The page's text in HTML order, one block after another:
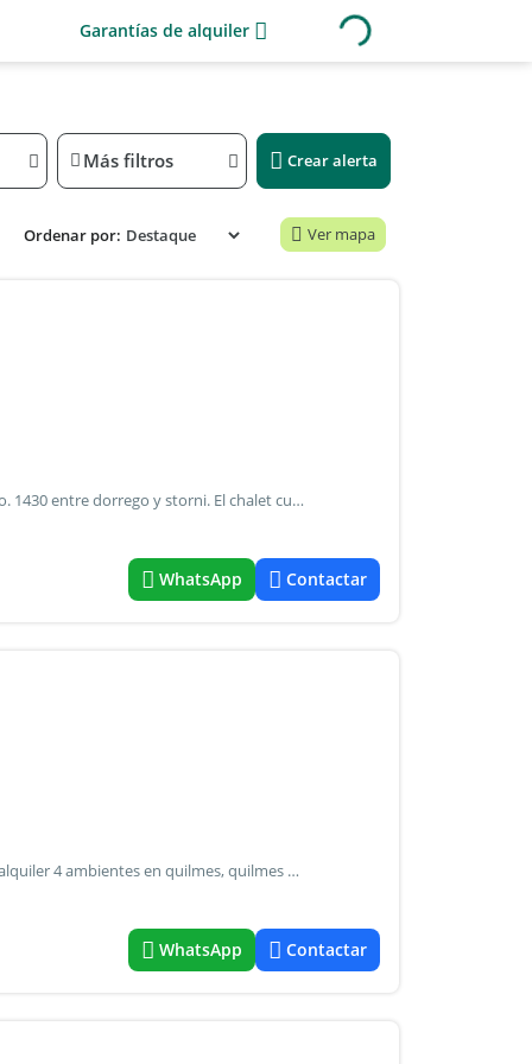
Garantías de alquiler
Más filtros Crear alerta
Ordenar por: Ver mapa
El chalet se encuentra ubicado en la calle iro. J. P. Pollak nro. 1430 entre dorrego y storni. El chalet cuenta con una sala de estar con vista al patio delantero, garaje de 100m2 en subsuelo, 3 dormitorios (uno de ellos en suite), toilette y baño completo, amplia cocina comedor con vista al patio trasero, lavadero, jardín al fondo y quincho con parilla. Excelente propiedad, solida construcción con materiales de 1 calidad. La propiedad se encuentra sobre 3 terrenos de 8,66 x 25mts y la casa tiene 140m2. El quincho tiene 35m2 y el subsuelo 100m2.
WhatsApp Contactar
Casa en alquiler 4 ambientes en quilmes, quilmes casa en alquiler 4 ambientes en quilmes, quilmes hermosa casa de estilo clásico en quilmes centro. La propiedad cuenta con el ingreso en planta baja hacia un living comedor en desnivel, cocina tipo pasillo con muebles de alacena, bajo mesada, artefacto de cocina y spar. Dormitorio en suite. En planta alta cuenta con dos dormitorios, uno de ellos con placar el segundo con vestidor, baño completo con bañera y ante baño, espacio de estar tipo escritorio y terraza. Cuenta con un amplio jardin y quincho muy lindo con parrilla, cocina a gas tipo industrial spar y amoblamientos de bajo mesada y alacenas en madera. El quincho se encuentra equipado tipo depto, con un toilette y dormitorio en planta alta. Garage con espacio para un auto. Fondo muy espacioso y con mucho verde para aprovechar. Inmejorable oportunidad tanto por ubicación como por las comodidades de la misma!
WhatsApp Contactar